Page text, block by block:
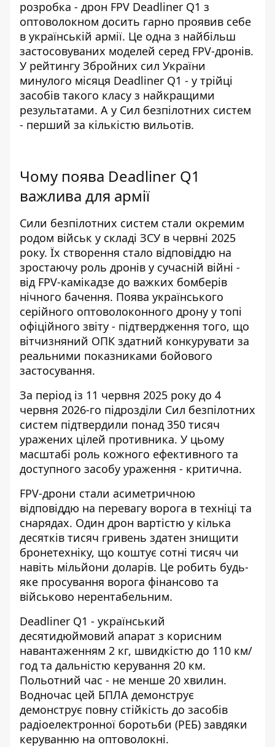
розробка - дрон FPV Deadliner Q1 з
оптоволокном досить гарно проявив себе
в українській армії. Це одна з найбільш
застосовуваних моделей серед FPV-дронів.
У рейтингу Збройних сил України
минулого місяця Deadliner Q1 - у трійці
засобів такого класу з найкращими
результатами. А у Сил безпілотних систем
- перший за кількістю вильотів.
Чому поява Deadliner Q1
важлива для армії
Сили безпілотних систем стали окремим
родом військ у складі ЗСУ в червні 2025
року. Їх створення стало відповіддю на
зростаючу роль дронів у сучасній війні -
від FPV-камікадзе до важких бомберів
нічного бачення. Поява українського
серійного оптоволоконного дрону у топі
офіційного звіту - підтвердження того, що
вітчизняний ОПК здатний конкурувати за
реальними показниками бойового
застосування.
За період із 11 червня 2025 року до 4
червня 2026-го підрозділи Сил безпілотних
систем підтвердили понад 350 тисяч
уражених цілей противника. У цьому
масштабі роль кожного ефективного та
доступного засобу ураження - критична.
FPV-дрони стали асиметричною
відповіддю на перевагу ворога в техніці та
снарядах. Один дрон вартістю у кілька
десятків тисяч гривень здатен знищити
бронетехніку, що коштує сотні тисяч чи
навіть мільйони доларів. Це робить будь-
яке просування ворога фінансово та
військово нерентабельним.
Deadliner Q1 - український
десятидюймовий апарат з корисним
навантаженням 2 кг, швидкістю до 110 км/
год та дальністю керування 20 км.
Польотний час - не менше 20 хвилин.
Водночас цей БПЛА демонструє
демонструє повну стійкість до засобів
радіоелектронної боротьби (РЕБ) завдяки
керуванню на оптоволокні.